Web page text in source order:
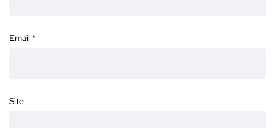
Email *
Site